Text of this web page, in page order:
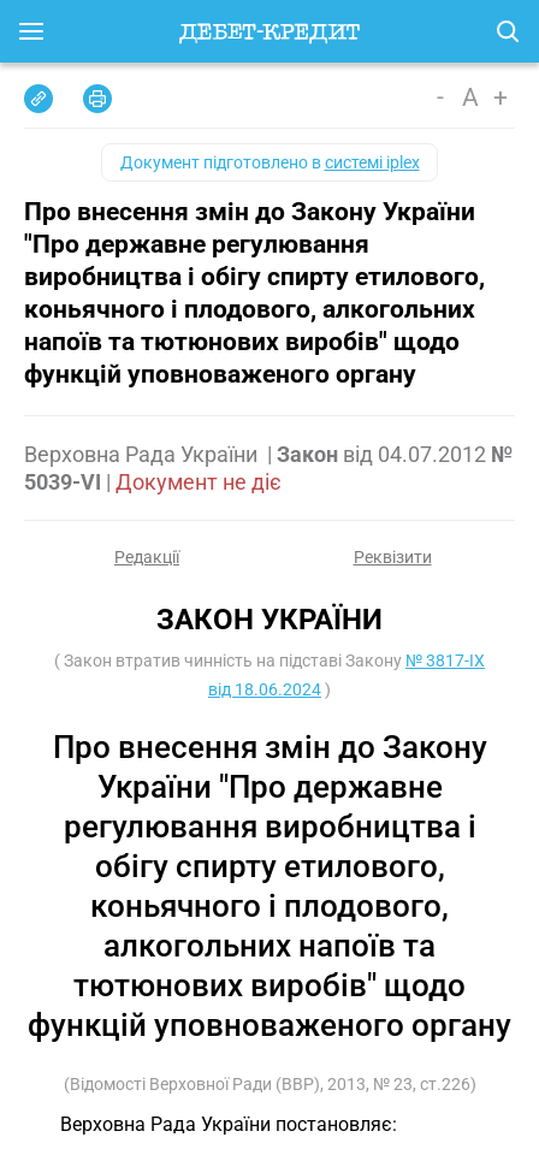
- A +
Документ підготовлено всистемі iplex
Про внесення змін до Закону України
"Про державне регулювання
виробництва і обігу спирту етилового,
коньячного і плодового, алкогольних
напоїв та тютюнових виробів" щодо
функцій уповноваженого органу
Верховна Рада України | Закон від 04.07.2012 №
5039-VI | Документ не діє
Редакції Реквізити
ЗАКОН УКРАЇНИ
( Закон втратив чинність на підставі Закону № 3817-IX
від 18.06.2024)
Про внесення змін до Закону
України "Про державне
регулювання виробництва і
обігу спирту етилового,
коньячного і плодового,
алкогольних напоїв та
тютюнових виробів" щодо
функцій уповноваженого органу
(Відомості Верховної Ради (ВВР), 2013, № 23, ст.226)
Верховна Рада України постановляє: